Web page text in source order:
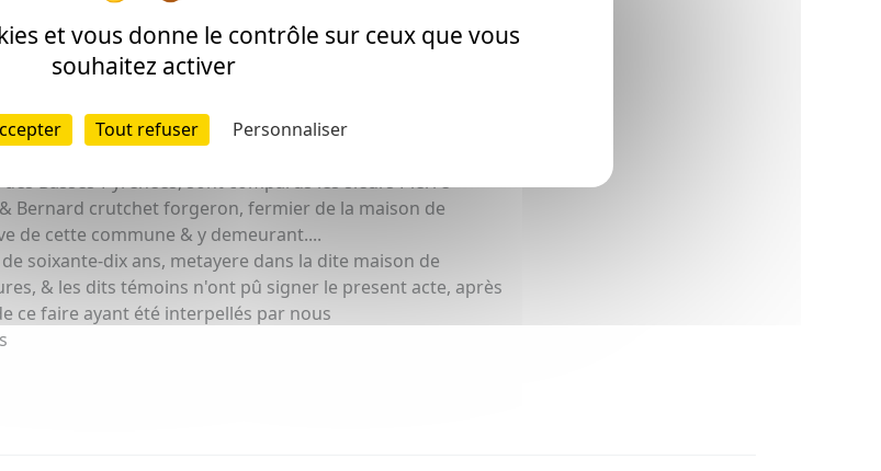
comporter des erreurs]
cens six, par devant nous Gouzian Souhy, Maire de la
Basses-Pyrenées, sont comparus les sieurs Pierre
Bernard crutchet forgeron, fermier de la maison de
de cette commune & y demeurant....
soixante-dix ans, metayere dans la dite maison de
& les dits témoins n'ont pû signer le present acte, après
ce faire ayant été interpellés par nous
et vous donne le contrôle sur ceux que vous
souhaitez activer
Tout refuser Personnaliser